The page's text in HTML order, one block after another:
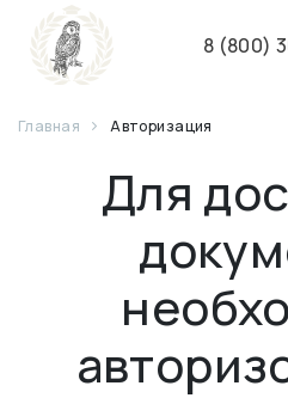
8 (800)
Главная Авторизация
Для